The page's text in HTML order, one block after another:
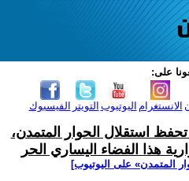
على:
الفيسبوك التويتر اليوتيوب الانستغرام
تحفظ استقلال الحوار المتمدن،
هذا الفضاء اليساري الحر
المتمدن» على اليوتيوب]